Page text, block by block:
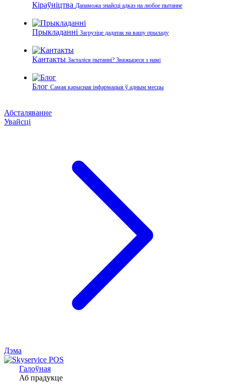
Кіраўніцтва Дапаможа знайсці адказ на любое пытанне
Прыкладанні Загрузіце дадатак на вашу прыладу
Кантакты Засталіся пытанні? Звяжыцеся з намі
Блог Самая карысная інфармацыя ў адным месцы
Абсталяванне
Увайсці
Дэма
Галоўная
Аб прадукце